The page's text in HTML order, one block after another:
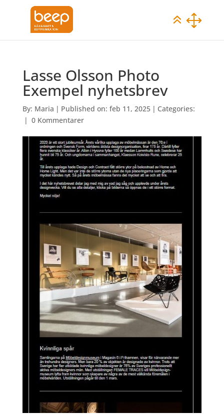
Lasse Olsson Photo
Exempel nyhetsbrev
By: Maria | Published on: feb 11, 2025 | Categories:
| 0 Kommentarer